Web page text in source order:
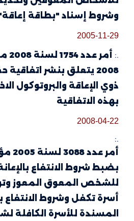
إسناد "بطاقة إعاقة"
2005-
2008 يتعلق بنشر اتفاقية حقوق
والبروتوكول الاختياري
الاتفاقية
2008-
شروط الانتفاع بالإعانة
المعوق المعوز وتراتيب
تكفل وشروط الانتفاع
للأسرة الكافلة لشخص